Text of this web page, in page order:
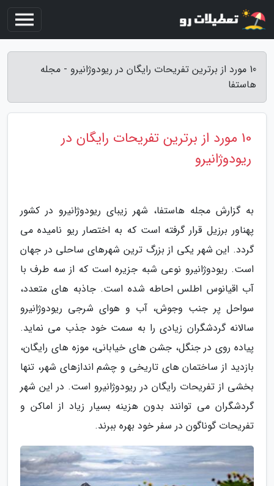
10 مورد از برترین تفریحات رایگان در ریودوژانیرو - مجله
هاستفا
10 مورد از برترین تفریحات رایگان در
ریودوژانیرو
به گزارش مجله هاستفا، شهر زیبای ریودوژانیرو در کشور
پهناور برزیل قرار گرفته است که به اختصار ریو نامیده می
گردد. این شهر یکی از بزرگ ترین شهرهای ساحلی در جهان
است. ریودوژانیرو نوعی شبه جزیره است که از سه طرف با
آب اقیانوس اطلس احاطه شده است. جاذبه های متعدد،
سواحل پر جنب وجوش، آب و هوای شرجی ریودوژانیرو
سالانه گردشگران زیادی را به سمت خود جذب می نماید.
پیاده روی در جنگل، جشن های خیابانی، موزه های رایگان،
بازدید از ساختمان های تاریخی و چشم اندازهای شهر، تنها
بخشی از تفریحات رایگان در ریودوژانیرو است. در این شهر
گردشگران می توانند بدون هزینه بسیار زیاد از اماکن و
تفریحات گوناگون در سفر خود بهره ببرند.